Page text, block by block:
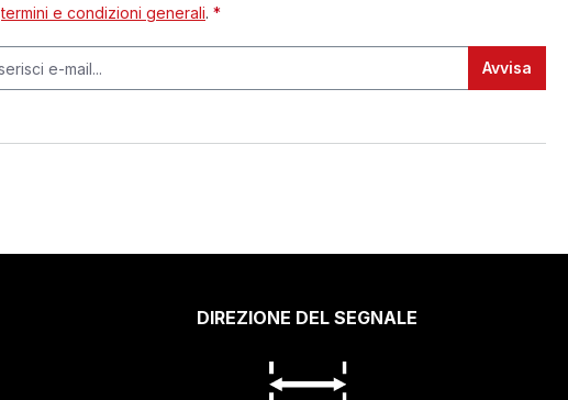
termini e condizioni generali. *
Avvisa
DIREZIONE DEL SEGNALE